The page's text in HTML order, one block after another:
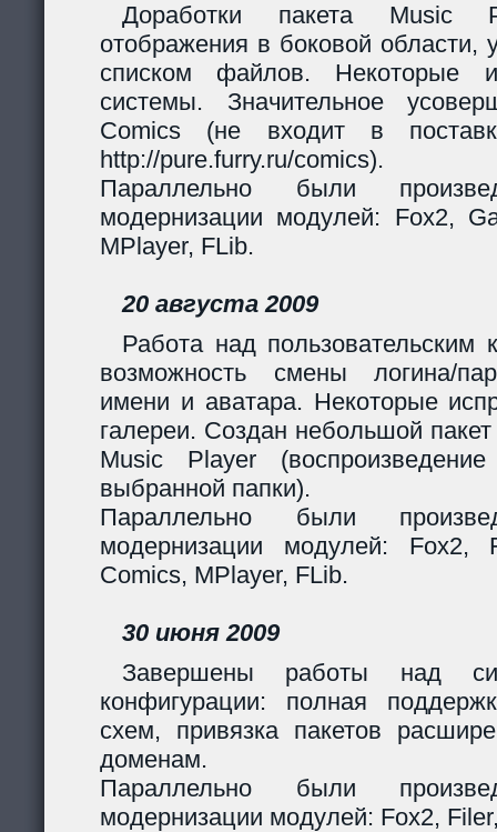
Доработки пакета Music
отображения в боковой области,
списком файлов. Некоторые
системы. Значительное
Comics (не входит в
http://pure.furry.ru/comics).
Параллельно были
модернизации модулей: Fox2,
MPlayer, FLib.
20 августа 2009
Работа над пользовательским
возможность смены логина/
имени и аватара. Некоторые
галереи. Создан небольшой
Music Player
выбранной папки).
Параллельно были
модернизации модулей: Fox2,
Comics, MPlayer, FLib.
30 июня 2009
Завершены работы над
конфигурации: полная
схем, привязка пакетов
доменам.
Параллельно были
модернизации модулей: Fox2,